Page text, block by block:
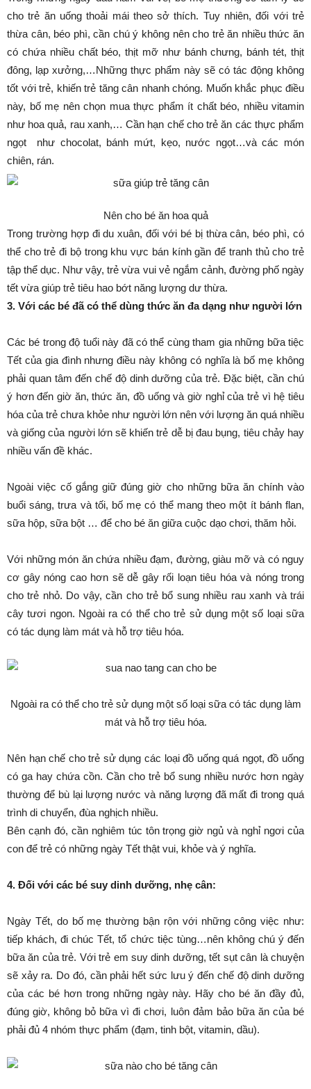
cho trẻ ăn uống thoải mái theo sở thích. Tuy nhiên, đối với trẻ
thừa cân, béo phì, cần chú ý không nên cho trẻ ăn nhiều thức ăn
có chứa nhiều chất béo, thịt mỡ như bánh chưng, bánh tét, thịt
đông, lạp xưởng,…Những thực phẩm này sẽ có tác động không
tốt với trẻ, khiến trẻ tăng cân nhanh chóng. Muốn khắc phục điều
này, bố mẹ nên chọn mua thực phẩm ít chất béo, nhiều vitamin
như hoa quả, rau xanh,… Cần hạn chế cho trẻ ăn các thực phẩm
ngọt như chocolat, bánh mứt, kẹo, nước ngọt…và các món
chiên, rán.
Nên cho bé ăn hoa quả
Trong trường hợp đi du xuân, đối với bé bị thừa cân, béo phì, có
thể cho trẻ đi bộ trong khu vực bán kính gần để tranh thủ cho trẻ
tập thể dục. Như vậy, trẻ vừa vui vẻ ngắm cảnh, đường phố ngày
tết vừa giúp trẻ tiêu hao bớt năng lượng dư thừa.
3. Với các bé đã có thể dùng thức ăn đa dạng như người lớn
Các bé trong độ tuổi này đã có thể cùng tham gia những bữa tiệc
Tết của gia đình nhưng điều này không có nghĩa là bố mẹ không
phải quan tâm đến chế độ dinh dưỡng của trẻ. Đặc biệt, cần chú
ý hơn đến giờ ăn, thức ăn, đồ uống và giờ nghỉ của trẻ vì hệ tiêu
hóa của trẻ chưa khỏe như người lớn nên với lượng ăn quá nhiều
và giống của người lớn sẽ khiến trẻ dễ bị đau bụng, tiêu chảy hay
nhiều vấn đề khác.
Ngoài việc cố gắng giữ đúng giờ cho những bữa ăn chính vào
buổi sáng, trưa và tối, bố mẹ có thể mang theo một ít bánh flan,
sữa hộp, sữa bột … để cho bé ăn giữa cuộc dạo chơi, thăm hỏi.
Với những món ăn chứa nhiều đạm, đường, giàu mỡ và có nguy
cơ gây nóng cao hơn sẽ dễ gây rối loạn tiêu hóa và nóng trong
cho trẻ nhỏ. Do vậy, cần cho trẻ bổ sung nhiều rau xanh và trái
cây tươi ngon. Ngoài ra có thể cho trẻ sử dụng một số loại sữa
có tác dụng làm mát và hỗ trợ tiêu hóa.
Ngoài ra có thể cho trẻ sử dụng một số loại sữa có tác dụng làm
mát và hỗ trợ tiêu hóa.
Nên hạn chế cho trẻ sử dụng các loại đồ uống quá ngọt, đồ uống
có ga hay chứa cồn. Cần cho trẻ bổ sung nhiều nước hơn ngày
thường để bù lại lượng nước và năng lượng đã mất đi trong quá
trình di chuyển, đùa nghịch nhiều.
Bên cạnh đó, cần nghiêm túc tôn trọng giờ ngủ và nghỉ ngơi của
con để trẻ có những ngày Tết thật vui, khỏe và ý nghĩa.
4. Đối với các bé suy dinh dưỡng, nhẹ cân:
Ngày Tết, do bố mẹ thường bận rộn với những công việc như:
tiếp khách, đi chúc Tết, tổ chức tiệc tùng…nên không chú ý đến
bữa ăn của trẻ. Với trẻ em suy dinh dưỡng, tết sụt cân là chuyện
sẽ xảy ra. Do đó, cần phải hết sức lưu ý đến chế độ dinh dưỡng
của các bé hơn trong những ngày này. Hãy cho bé ăn đầy đủ,
đúng giờ, không bỏ bữa vì đi chơi, luôn đảm bảo bữa ăn của bé
phải đủ 4 nhóm thực phẩm (đạm, tinh bột, vitamin, dầu).